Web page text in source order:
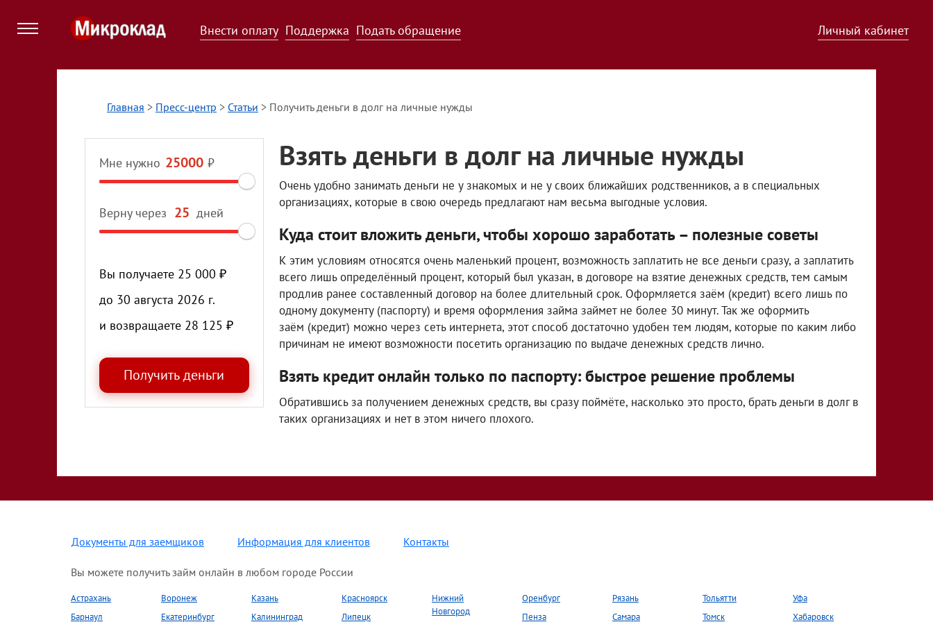
Внести оплату Поддержка Подать обращение Личный кабинет
Главная > Пресс-центр > Статьи > Получить деньги в долг на личные нужды
Мне нужно ₽
Верну через дней
Вы получаете 25 000 ₽
до 30 августа 2026 г.
и возвращаете 28 125 ₽
Взять деньги в долг на личные нужды
Очень удобно занимать деньги не у знакомых и не у своих ближайших родственников, а в специальных
организациях, которые в свою очередь предлагают нам весьма выгодные условия.
Куда стоит вложить деньги, чтобы хорошо заработать – полезные советы
К этим условиям относятся очень маленький процент, возможность заплатить не все деньги сразу, а заплатить
всего лишь определённый процент, который был указан, в договоре на взятие денежных средств, тем самым
продлив ранее составленный договор на более длительный срок. Оформляется заём (кредит) всего лишь по
одному документу (паспорту) и время оформления займа займет не более 30 минут. Так же оформить
заём (кредит) можно через сеть интернета, этот способ достаточно удобен тем людям, которые по каким либо
причинам не имеют возможности посетить организацию по выдаче денежных средств лично.
Взять кредит онлайн только по паспорту: быстрое решение проблемы
Обратившись за получением денежных средств, вы сразу поймёте, насколько это просто, брать деньги в долг в
таких организациях и нет в этом ничего плохого.
Документы для заемщиков Информация для клиентов Контакты
Вы можете получить займ онлайн в любом городе России
Астрахань
Барнаул
Воронеж
Екатеринбург
Казань
Калининград
Красноярск
Липецк
Нижний
Новгород
Оренбург
Пенза
Рязань
Самара
Тольятти
Томск
Уфа
Хабаровск